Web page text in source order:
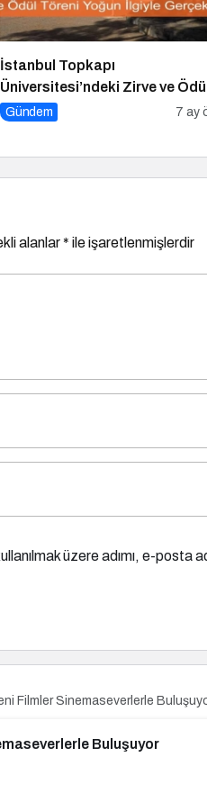
İstanbul Topkapı
Üniversitesi’ndeki Zirve ve Ödül
Töreni Yoğun İlgiyle
Gündem 7 ay
alanlar* ile işaretlenmişlerdir
üzere adımı, e-posta
Filmler Sinemaseverlerle
FilmlerBuluşuyor